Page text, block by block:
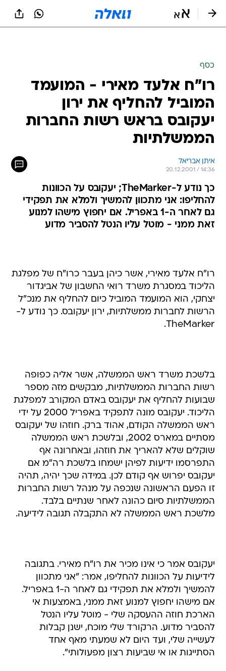
כסף
רו"ח אלעד מאירי - המועמד
המוביל להחליף את ירון
יעקובס בראש רשות החברות
הממשלתיות
איתן אבריאל
20.12.2001 / 14:36
כך נודע ל-TheMarker; יעקובס על הכוונות
להחליפו: אני מתכוון להמשיך ולמלא את תפקידי
גם לאחר ה-1 באפריל. אם יחפוץ מישהו למנוע
זאת ממני - מוטל עליו הנטל להסביר מדוע
רו"ח אלעד מאירי, אשר כיהן בעבר כרו"ח של מפלגת
הליכוד במסגרת משרד רואי החשבון של אביגדור
יצחקי, הוא המועמד המוביל כיום להחליף את מנכ"ל
הרשות לחברות ממשלתיות, ירון יעקובס. כך נודע ל-
TheMarker.
בלשכת משרד ראש הממשלה, אשר אליה כפופה
רשות החברות הממשלתיות, מבקשים מזה מספר
שבועות להחליף את יעקובס באדם המקורב למפלגת
הליכוד. יעקובס מונה לתפקיד באפריל 2000 על ידי
ראש הממשלה הקודם, אהוד ברק. חוזהו של יעקובס
מסתיים במארס 2002, ובלשכת ראש הממשלה
שוקלים שלא להאריך את חוזהו, ובאחרונה אף
התפרסמו ידיעות לפיהן ישמחו בלשכת רה"מ אם
יעקובס יפרוש אף קודם לכן. במידה שכך יהיה, תהיה
זו הפעם הראשונה שנכפה על מנהל רשות החברות
הממשלתיות סיום כהונה לאחר שנתיים בלבד.
מלשכת ראש הממשלה לא התקבלה תגובה לידיעה.
יעקובס אמר כי אינו מכיר את רו"ח מאירי. בתגובה
לידיעות על הכוונות להחליפו, אמר: "אני מתכוון
להמשיך ולמלא את תפקידי גם לאחר ה-1 באפריל.
אם מישהו יחפוץ למנוע זאת ממני, באמצעות אי
הארכת חוזה ההעסקה שלי - מוטל עליו הנטל
להסביר מדוע. הרקורד שלי מוכח, ישנן קבלות
לעשייה שלי, ועד היום לא שמעתי מאף אחד
הסתייגות או אי שביעות רצון מפעולותי".